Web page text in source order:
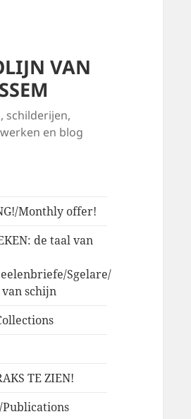
VAN
schilderijen,
en blog
Monthly offer!
de taal van
Sgelare/
schijn
TE ZIEN!